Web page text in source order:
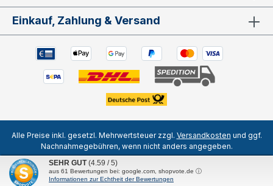
Einkauf, Zahlung & Versand
Alle Preise inkl. gesetzl. Mehrwertsteuer zzgl. Versandkosten und ggf.
Nachnahmegebühren, wenn nicht anders angegeben.
© 2023 - 2026 byDaniel Kockfür Sanitätshaus Göldner GmbH
SEHR GUT (4.59 / 5)
aus 61 Bewertungen bei: google.com, shopvote.de ⓘ
Informationen zur Echtheit der Bewertungen